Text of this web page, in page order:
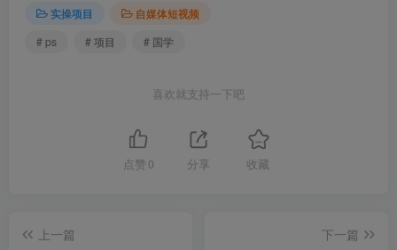
实操项目
自媒体短视频
# ps
# 项目 # 国学
喜欢就支持一下吧
点赞 0 分享 收藏
上一篇
下一篇